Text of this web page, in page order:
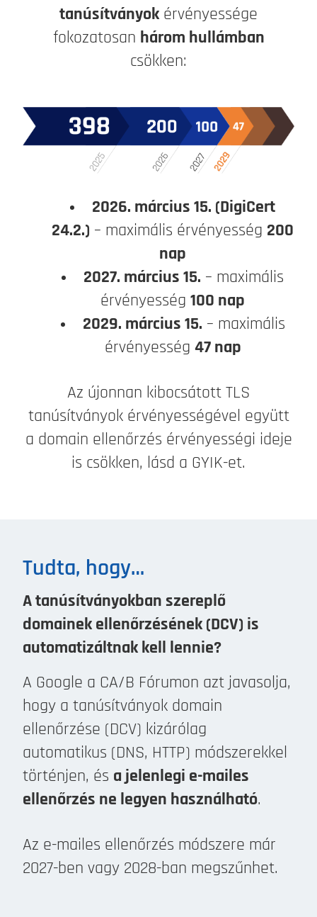
tanúsítványok érvényessége
fokozatosan három hullámban
csökken:
2026. március 15. (DigiCert
24.2.) – maximális érvényesség 200
nap
2027. március 15. – maximális
érvényesség 100 nap
2029. március 15. – maximális
érvényesség 47 nap
Az újonnan kibocsátott TLS
tanúsítványok érvényességével együtt
a domain ellenőrzés érvényességi ideje
is csökken, lásd a GYIK-et.
Tudta, hogy…
A tanúsítványokban szereplő
domainek ellenőrzésének (DCV) is
automatizáltnak kell lennie?
A Google a CA/B Fórumon azt javasolja,
hogy a tanúsítványok domain
ellenőrzése (DCV) kizárólag
automatikus (DNS, HTTP) módszerekkel
történjen, és a jelenlegi e-mailes
ellenőrzés ne legyen használható.
Az e-mailes ellenőrzés módszere már
2027-ben vagy 2028-ban megszűnhet.